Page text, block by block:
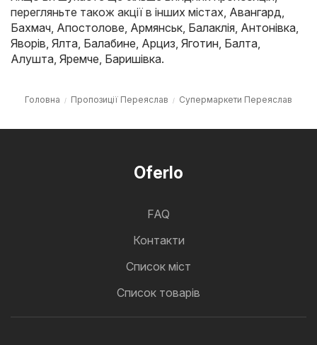
перегляньте також акції в інших містах, Авангард,
Бахмач, Апостолове, Армянськ, Балаклія, Антонівка,
Яворів, Ялта, Балабине, Арциз, Яготин, Балта,
Алушта, Яремче, Баришівка.
Головна Пропозиції Переяслав Супермаркети Переяслав
Oferlo
FAQ
Контакти
Cписок міст
Список товарів